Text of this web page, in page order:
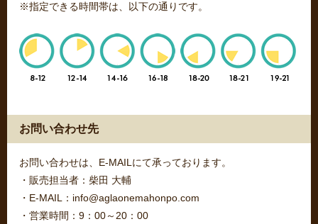
※指定できる時間帯は、以下の通りです。
お問い合わせ先
お問い合わせは、E-MAILにて承っております。
・販売担当者：柴田 大輔
・E-MAIL：info@aglaonemahonpo.com
・営業時間：9：00～20：00